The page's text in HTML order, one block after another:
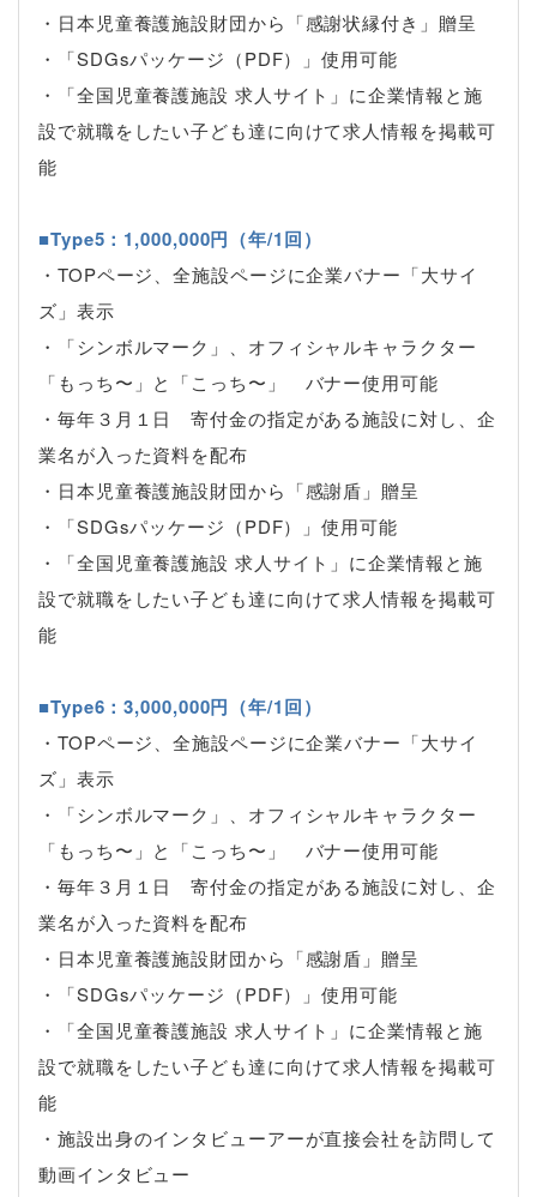
・日本児童養護施設財団から「感謝状縁付き」贈呈
・「SDGsパッケージ（PDF）」使用可能
・「全国児童養護施設 求人サイト」に企業情報と施
設で就職をしたい子ども達に向けて求人情報を掲載可
能
■Type5：1,000,000円（年/1回）
・TOPページ、全施設ページに企業バナー「大サイ
ズ」表示
・「シンボルマーク」、オフィシャルキャラクター
「もっち〜」と「こっち〜」 バナー使用可能
・毎年３月１日 寄付金の指定がある施設に対し、企
業名が入った資料を配布
・日本児童養護施設財団から「感謝盾」贈呈
・「SDGsパッケージ（PDF）」使用可能
・「全国児童養護施設 求人サイト」に企業情報と施
設で就職をしたい子ども達に向けて求人情報を掲載可
能
■Type6：3,000,000円（年/1回）
・TOPページ、全施設ページに企業バナー「大サイ
ズ」表示
・「シンボルマーク」、オフィシャルキャラクター
「もっち〜」と「こっち〜」 バナー使用可能
・毎年３月１日 寄付金の指定がある施設に対し、企
業名が入った資料を配布
・日本児童養護施設財団から「感謝盾」贈呈
・「SDGsパッケージ（PDF）」使用可能
・「全国児童養護施設 求人サイト」に企業情報と施
設で就職をしたい子ども達に向けて求人情報を掲載可
能
・施設出身のインタビューアーが直接会社を訪問して
動画インタビュー